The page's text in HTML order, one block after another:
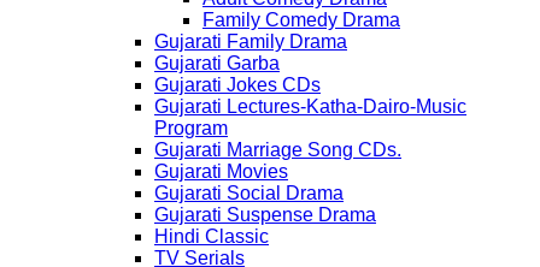
Family Comedy Drama
Gujarati Family Drama
Gujarati Garba
Gujarati Jokes CDs
Gujarati Lectures-Katha-Dairo-Music
Program
Gujarati Marriage Song CDs.
Gujarati Movies
Gujarati Social Drama
Gujarati Suspense Drama
Hindi Classic
TV Serials